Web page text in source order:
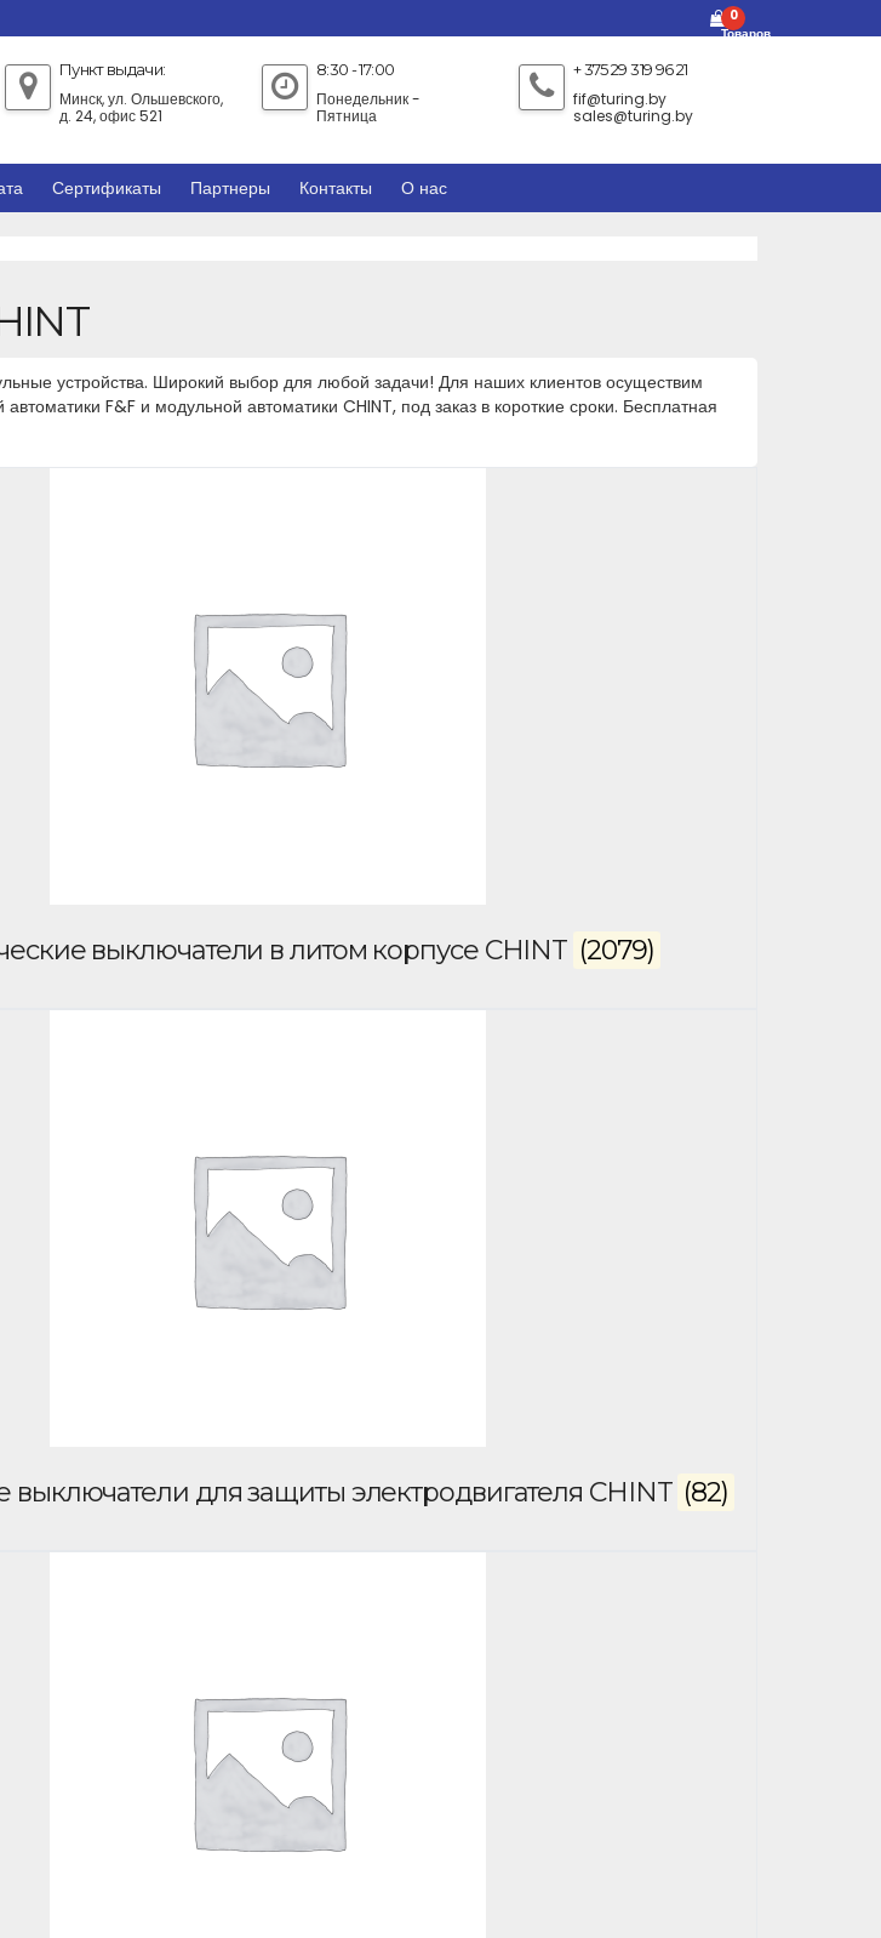
0
Товаров
Пункт выдачи:
Минск, ул. Ольшевского,
д. 24, офис 521
8:30 - 17:00
Понедельник -
Пятница
+ 375 29 319 96 21
fif@turing.by
sales@turing.by
Сертификаты Партнеры Контакты О нас
устройства. Широкий выбор для любой задачи! Для наших клиентов осуществим
F&F и модульной автоматики CHINT, под заказ в короткие сроки. Бесплатная
выключатели в литом корпусе CHINT (2079)
выключатели для защиты электродвигателя CHINT (82)